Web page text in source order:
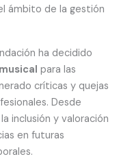
ámbito de la gestión
ha decidido
para las
críticas y quejas
Desde
inclusión y valoración
en futuras